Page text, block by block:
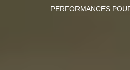
PERFORMANCES